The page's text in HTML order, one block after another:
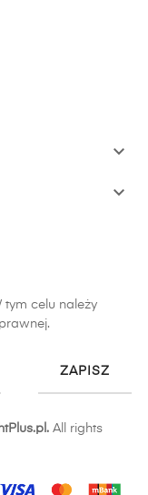


tym celu należy
ZAPISZ
All rights